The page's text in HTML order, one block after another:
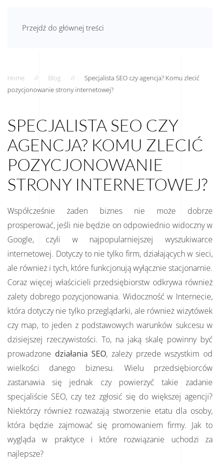
Przejdź do głównej treści
AGNIESZKA JAMRÓG
Home Blog
Specjalista SEO czy agencja? Komu zlecić
pozycjonowanie strony internetowej?
SPECJALISTA SEO CZY
AGENCJA? KOMU ZLECIĆ
POZYCJONOWANIE
STRONY INTERNETOWEJ?
Współcześnie żaden biznes nie może dobrze
prosperować, jeśli nie będzie on odpowiednio widoczny w
Google, czyli w najpopularniejszej wyszukiwarce
internetowej. Dotyczy to nie tylko firm, działających w sieci,
ale również i tych, które funkcjonują wyłącznie stacjonarnie.
Coraz więcej właścicieli przedsiębiorstw odkrywa również
zalety dobrego pozycjonowania. Widoczność w Internecie,
która dotyczy nie tylko przeglądarki, ale również wizytówek
czy map, to jeden z podstawowych warunków sukcesu w
dzisiejszej rzeczywistości. To, na jaką skalę powinny być
prowadzone działania SEO, zależy przede wszystkim od
wielkości danego biznesu. Wielu przedsiębiorców
zastanawia się jednak czy powierzyć takie zadanie
specjaliście SEO, czy też zgłosić się do większej agencji?
Niektórzy również rozważają stworzenie etatu dla osoby,
która będzie zajmować się promowaniem firmy. Jak to
wygląda w praktyce i które rozwiązanie uchodzi za
najlepsze?